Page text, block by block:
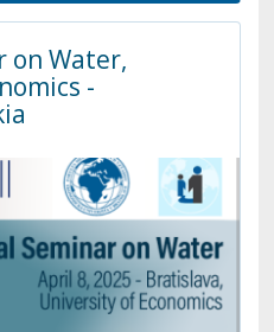
mysleniu a celkovému
to výskum Fakulty
univerzity
vysporiadať?
on Water,
-